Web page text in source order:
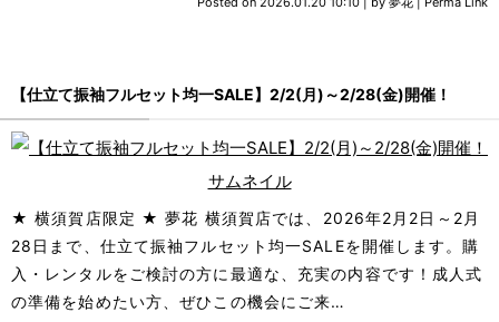
【仕立て振袖フルセット均一SALE】2/2(月)～2/28(金)開催！
★ 横須賀店限定 ★ 夢花 横須賀店では、2026年2月2日～2月
28日まで、仕立て振袖フルセット均一SALEを開催します。購
入・レンタルをご検討の方に最適な、充実の内容です！成人式
の準備を始めたい方、ぜひこの機会にご来…